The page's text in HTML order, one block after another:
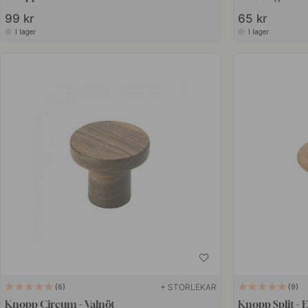
99 kr
I lager
65 kr
I lager
6 + STORLEKAR
Knopp Circum - Valnöt
9
Knopp Split -